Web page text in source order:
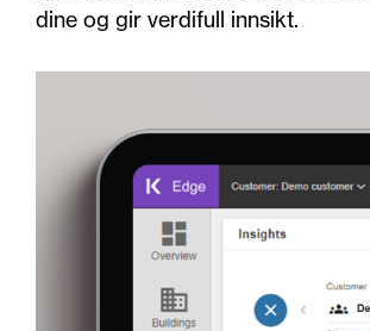
dine og gir verdifull innsikt.